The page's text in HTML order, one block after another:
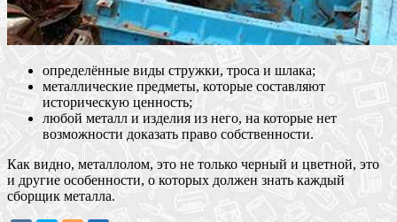
определённые виды стружки, троса и шлака;
металлические предметы, которые составляют
историческую ценность;
любой металл и изделия из него, на которые нет
возможности доказать право собственности.
Как видно, металлолом, это не только черный и цветной, это
и другие особенности, о которых должен знать каждый
сборщик металла.